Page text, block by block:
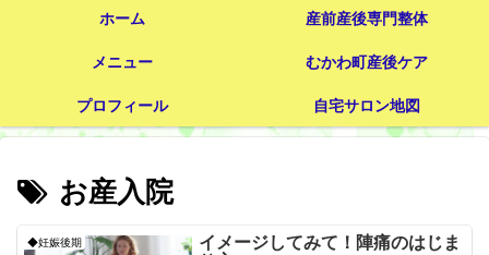
ホーム
産前産後専門整体
メニュー
むかわ町産後ケア
プロフィール
自宅サロン地図
お産入院
◆妊娠後期 イメージしてみて！陣痛のはじま